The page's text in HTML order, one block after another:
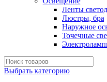
Ленты
Люстры, бра
Наружное
Точечные
Выбрать категорию